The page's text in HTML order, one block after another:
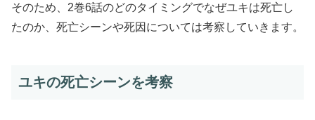
そのため、2巻6話のどのタイミングでなぜユキは死亡し
たのか、死亡シーンや死因については考察していきます。
ユキの死亡シーンを考察